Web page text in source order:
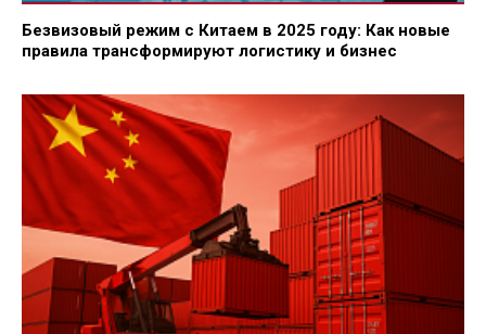
Безвизовый режим с Китаем в 2025 году: Как новые
правила трансформируют логистику и бизнес